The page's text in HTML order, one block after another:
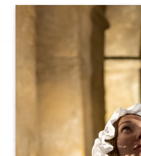
ユース・ウ